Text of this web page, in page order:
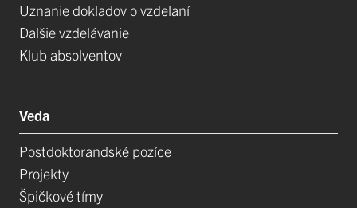
Uznanie dokladov o vzdelaní
Dalšie vzdelávanie
Klub absolventov
Veda
Postdoktorandské pozíce
Projekty
Špičkové tímy